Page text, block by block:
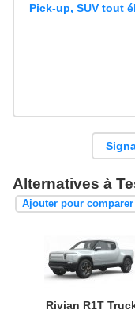
Pick-up, SUV tout
Alternatives à
Ajouter pour comparer
Rivian R1T